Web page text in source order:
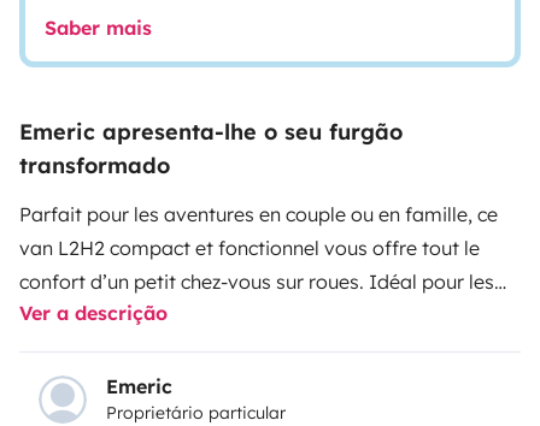
Saber mais
Emeric apresenta-lhe o seu furgão
transformado
Parfait pour les aventures en couple ou en famille, ce
van L2H2 compact et fonctionnel vous offre tout le
confort d’un petit chez-vous sur roues. Idéal pour les
courts ou longs séjours, il est entièrement équipé pour
une vie en autonomie, été comme hiver.
🔹Caractéristiques :
Lit double 160x190 cm+lit enfant d’appoint
Ver a descrição
Emeric
Proprietário particular